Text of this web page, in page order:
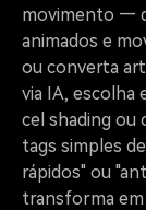
movimento —
animados e
ou converta
via IA, escolha
cel shading ou
tags simples
rápidos" ou
transforma em